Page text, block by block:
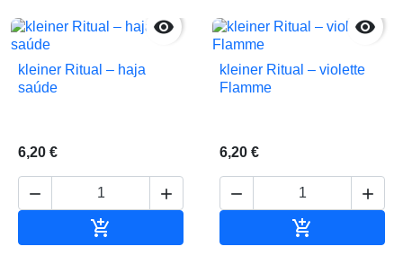

kleiner Ritual – haja
saúde
6,20 €
 


kleiner Ritual – violette
Flamme
6,20 €
 
